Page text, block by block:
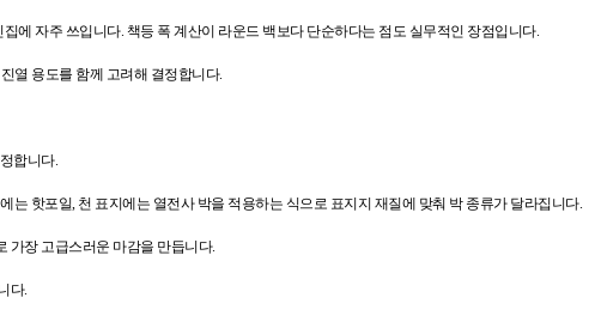
에 자주 쓰입니다. 책등 폭 계산이 라운드 백보다 단순하다는 점도 실무적인 장점입니다.
열 용도를 함께 고려해 결정합니다.
합니다.
는 핫포일, 천 표지에는 열전사 박을 적용하는 식으로 표지지 재질에 맞춰 박 종류가 달라집니다.
가장 고급스러운 마감을 만듭니다.
다.